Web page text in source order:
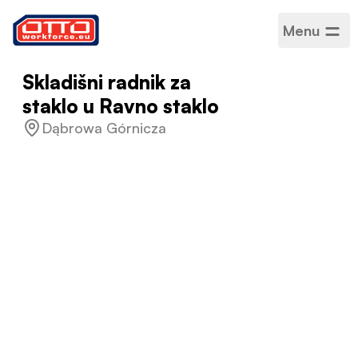
Menu
Skladišni radnik za
staklo u Ravno staklo
Dąbrowa Górnicza